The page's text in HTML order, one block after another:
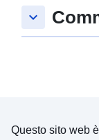
keyboard_arrow_down
Questo sito web